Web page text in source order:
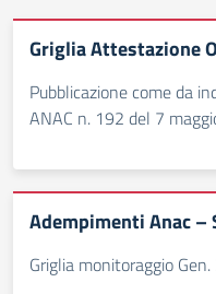
Griglia Attestazione
Pubblicazione come da
ANAC n. 192 del 7
Adempimenti Anac
Griglia monitoraggio